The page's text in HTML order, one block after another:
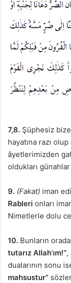
7,8. Şüphesiz
hayatına razı
âyetlerimizden
oldukları
9. (Fakat) iman
Rableri onları
Nimetlerle dolu
10. Bunların
tutarız Allah’ım!”,
dualarının sonu
mahsustur”